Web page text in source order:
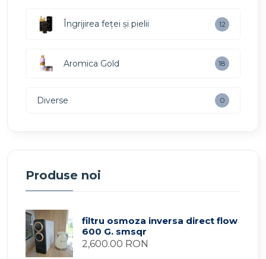
Îngrijirea feței și pielii 12
Aromica Gold 18
Diverse 0
Produse noi
filtru osmoza inversa direct flow
600 G. smsqr
2,600.00 RON